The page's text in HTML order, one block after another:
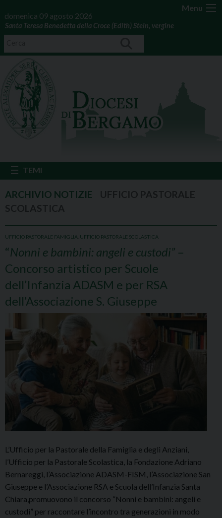
Menu
domenica 09 agosto 2026
Santa Teresa Benedetta della Croce (Edith) Stein, vergine
UFFICIO PASTORALE FAMIGLIA UFFICIO PASTORALE SCOLASTICA
“Nonni e bambini: angeli e custodi” –
Concorso artistico per Scuole
dell’Infanzia ADASM e per RSA
dell’Associazione S. Giuseppe
L’Ufficio per la Pastorale della Famiglia e degli Anziani,
l’Ufficio per la Pastorale Scolastica, la Fondazione Adriano
Bernareggi, l’Associazione ADASM-FISM, l’Associazione San
Giuseppe e l’Associazione RSA e Scuola dell’Infanzia Santa
Chiara,promuovono il concorso “Nonni e bambini: angeli e
custodi” per raccontare l’incontro tra generazioni in modo